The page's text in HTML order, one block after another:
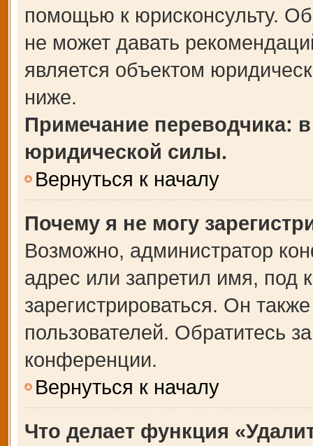
помощью к юрисконсульту.
не может давать
является объектом
ниже.
Примечание переводчика:
юридической силы.
Вернуться к началу
Почему я не могу
Возможно, администратор
адрес или запретил имя, под
зарегистрироваться. Он
пользователей. Обратитесь
конференции.
Вернуться к началу
Что делает функция